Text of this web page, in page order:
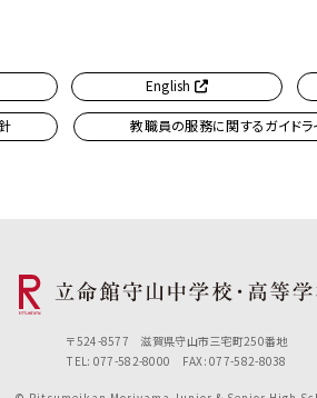
English
教職員の服務に関するガイドラ
〒524-8577 滋賀県守山市三宅町250番地
TEL: 077-582-8000 FAX: 077-582-8038